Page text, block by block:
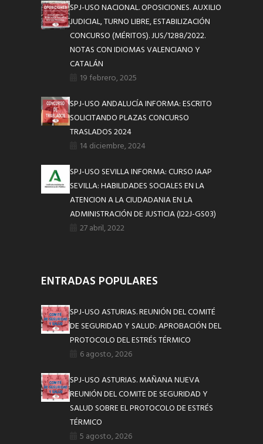
SPJ-USO NACIONAL. OPOSICIONES. AUXILIO
JUDICIAL, TURNO LIBRE, ESTABILIZACIÓN
CONCURSO (MÉRITOS). JUS/1288/2022.
NOTAS CON IDIOMAS VALENCIANO Y
CATALÁN
19 febrero, 2025
SPJ-USO ANDALUCÍA INFORMA: ESCRITO
SOLICITANDO PLAZAS CONCURSO
TRASLADOS 2024
14 diciembre, 2024
SPJ-USO SEVILLA INFORMA: CURSO IAAP
SEVILLA: HABILIDADES SOCIALES EN LA
ATENCION A LA CIUDADANIA EN LA
ADMINISTRACIÓN DE JUSTICIA (I22J-GS03)
27 abril, 2022
ENTRADAS POPULARES
SPJ-USO ASTURIAS. REUNIÓN DEL COMITÉ
DE SEGURIDAD Y SALUD: APROBACIÓN DEL
PROTOCOLO DEL ESTRÉS TÉRMICO
6 agosto, 2026
SPJ-USO ASTURIAS. MAÑANA NUEVA
REUNIÓN DEL COMITE DE SEGURIDAD Y
SALUD SOBRE EL PROTOCOLO DE ESTRÉS
TÉRMICO
5 agosto, 2026